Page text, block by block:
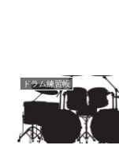
ドラム練習帳